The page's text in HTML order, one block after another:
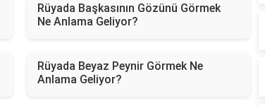
Rüyada Başkasının Gözünü Görmek
Ne Anlama Geliyor?
Rüyada Beyaz Peynir Görmek Ne
Anlama Geliyor?